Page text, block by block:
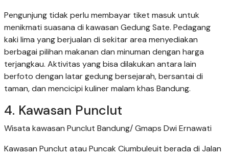
Pengunjung tidak perlu membayar tiket masuk untuk
menikmati suasana di kawasan Gedung Sate. Pedagang
kaki lima yang berjualan di sekitar area menyediakan
berbagai pilihan makanan dan minuman dengan harga
terjangkau. Aktivitas yang bisa dilakukan antara lain
berfoto dengan latar gedung bersejarah, bersantai di
taman, dan mencicipi kuliner malam khas Bandung.
4. Kawasan Punclut
Wisata kawasan Punclut Bandung/ Gmaps Dwi Ernawati
Kawasan Punclut atau Puncak Ciumbuleuit berada di Jalan